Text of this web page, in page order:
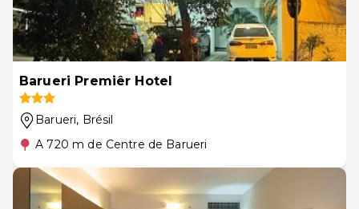
Barueri Premiêr Hotel
Barueri, Brésil
A 720 m de Centre de Barueri